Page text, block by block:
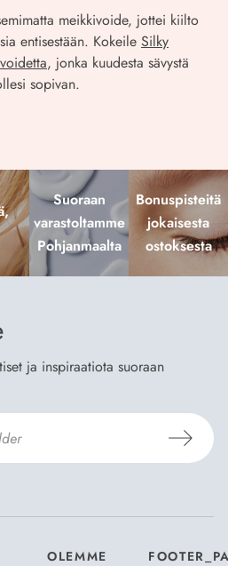
meikkivoide, jottei kiilto
entisestään. Kokeile Silky
, jonka kuudesta sävystä
sopivan.
Suoraan
varastoltamme
Pohjanmaalta
Bonuspisteitä
jokaisesta
ostoksesta
ja inspiraatiota suoraan
OLEMME